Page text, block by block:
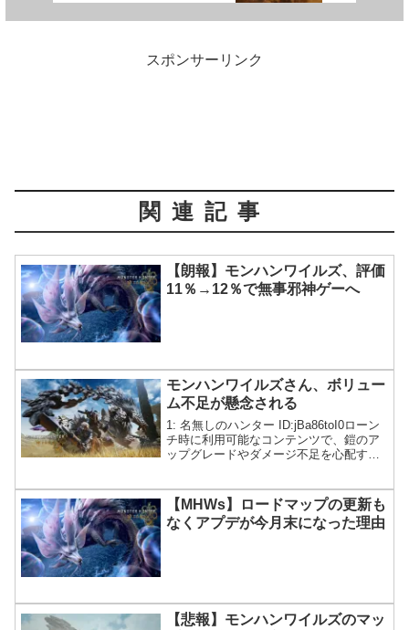
スポンサーリンク
関連記事
【朗報】モンハンワイルズ、評価
11％→12％で無事邪神ゲーへ
モンハンワイルズさん、ボリュー
ム不足が懸念される
1: 名無しのハンター ID:jBa86toI0ローン
チ時に利用可能なコンテンツで、鎧のア
ップグレードやダメージ不足を心配する
ーに対するものも含まれます。キャンペ
ーン...
【MHWs】ロードマップの更新も
なくアプデが今月末になった理由
【悲報】モンハンワイルズのマッ